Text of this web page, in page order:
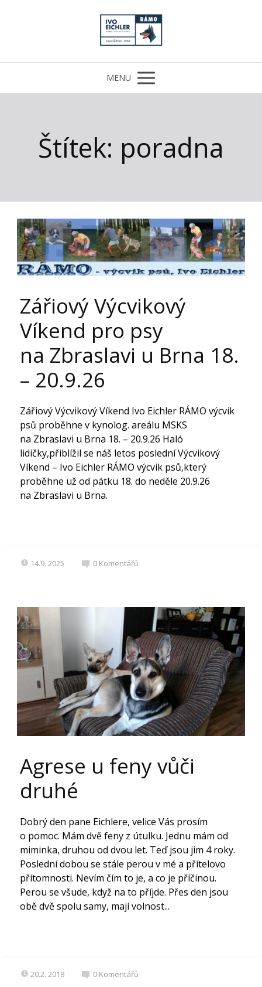
MENU
Štítek: poradna
Zářiový Výcvikový
Víkend pro psy
na Zbraslavi u Brna 18.
– 20.9.26
Zářiový Výcvikový Víkend Ivo Eichler RÁMO výcvik
psů proběhne v kynolog. areálu MSKS
na Zbraslavi u Brna 18. – 20.9.26 Haló
lidičky,přiblížil se náš letos poslední Výcvikový
Víkend – Ivo Eichler RÁMO výcvik psů,který
proběhne už od pátku 18. do neděle 20.9.26
na Zbraslavi u Brna.
14.9. 2025 0 Komentářů
Agrese u feny vůči
druhé
Dobrý den pane Eichlere, velice Vás prosím
o pomoc. Mám dvě feny z útulku. Jednu mám od
miminka, druhou od dvou let. Teď jsou jim 4 roky.
Poslední dobou se stále perou v mé a přítelovo
přítomnosti. Nevím čím to je, a co je příčinou.
Perou se všude, když na to příjde. Přes den jsou
obě dvě spolu samy, mají volnost...
20.2. 2018 0 Komentářů